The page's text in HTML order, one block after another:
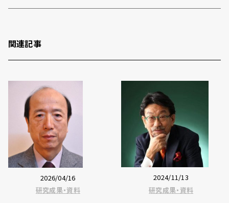
関連記事
2026/04/16
研究成果・資料
2024/11/13
研究成果・資料